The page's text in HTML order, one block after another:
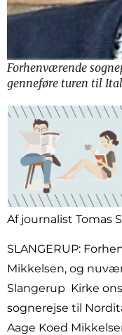
Forhenværende
genneføre turen til
Af journalist Tomas
SLANGERUP:
Mikkelsen, og
Slangerup Kirke
sognerejse til
Aage Koed